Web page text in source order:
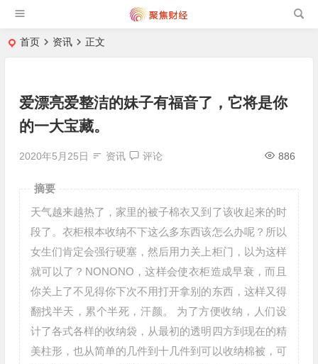
首页 资讯 正文
爱漂亮爱整洁的妹子有福音了，它将是你
的一大宝藏。
2020年5月25日 资讯 评论 886
摘要
天气越来越热了，家里的被子棉衣又到了该收起来的时
段了。衣柜根本收纳不下这么多东西该怎么办呢？所以
女生们肯定会强行硬塞，然后用力关上柜门，以为这样
就可以了？NONONO，这样会使衣柜造成早衰，而且
你关上了不见得你下次不用打开拿别的东西，这样又得
翻找半天，累个半死，汗颜。 为了方便收纳，人们设
计了各式各样的收纳袋，从最初的透明四方到现在的精
美柱形，也从简单的几件到十几件到可以收纳棉被，可